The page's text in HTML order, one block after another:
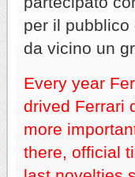
per il
da vicino un
Every year
drived Ferrari
more
there, official